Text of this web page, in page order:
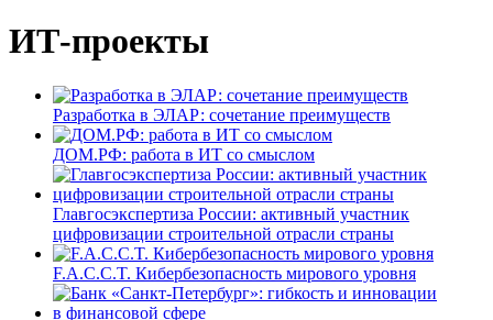
ИТ-проекты
Разработка в ЭЛАР: сочетание преимуществ
ДОМ.РФ: работа в ИТ со смыслом
Главгосэкспертиза России: активный участник
цифровизации строительной отрасли страны
F.A.C.C.T. Кибербезопасность мирового уровня